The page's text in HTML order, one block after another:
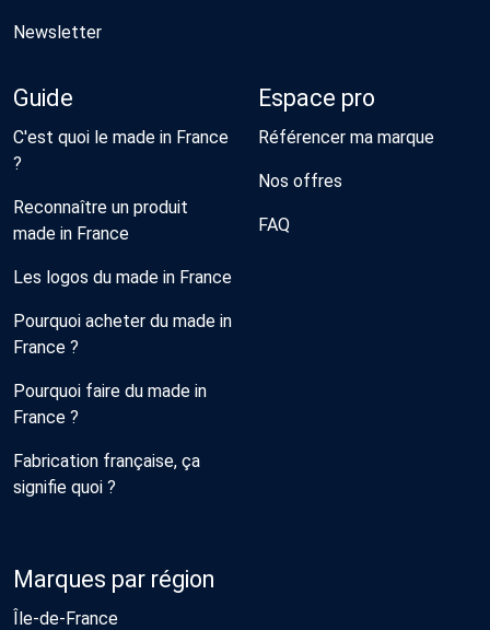
Newsletter
Guide
C'est quoi le made in France
?
Reconnaître un produit
made in France
Les logos du made in France
Pourquoi acheter du made in
France ?
Pourquoi faire du made in
France ?
Fabrication française, ça
signifie quoi ?
Espace pro
Référencer ma marque
Nos offres
FAQ
Marques par région
Île-de-France